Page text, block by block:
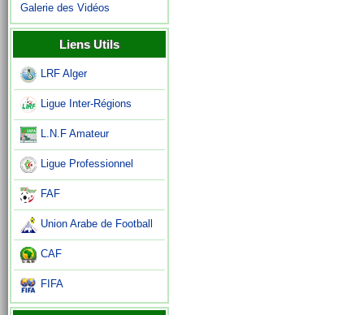
Galerie des Vidéos
Liens Utils
LRF Alger
Ligue Inter-Régions
L.N.F Amateur
Ligue Professionnel
FAF
Union Arabe de Football
CAF
FIFA